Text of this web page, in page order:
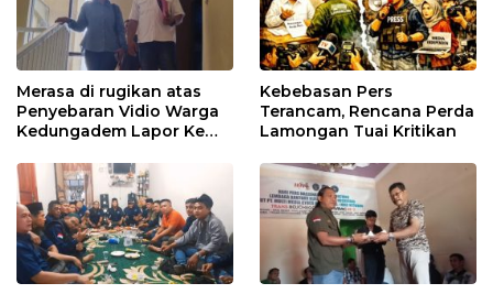
Merasa di rugikan atas
Penyebaran Vidio Warga
Kedungadem Lapor Ke
Kebebasan Pers
Terancam, Rencana Perda
Lamongan Tuai Kritikan